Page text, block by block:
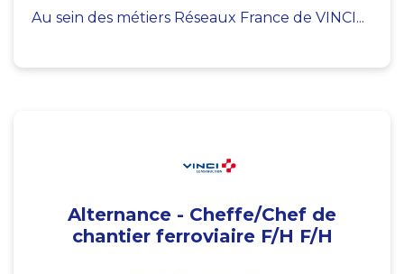
Au sein des métiers Réseaux France de VINCI...
Alternance - Cheffe/Chef de
chantier ferroviaire F/H F/H